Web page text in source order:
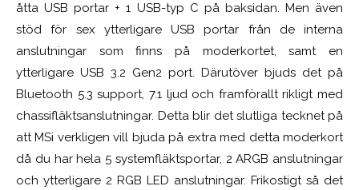
åtta USB portar + 1 USB-typ C på baksidan. Men även
stöd för sex ytterligare USB portar från de interna
anslutningar som finns på moderkortet, samt en
ytterligare USB 3.2 Gen2 port. Därutöver bjuds det på
Bluetooth 5.3 support, 7.1 ljud och framförallt rikligt med
chassifläktsanslutningar. Detta blir det slutliga tecknet på
att MSi verkligen vill bjuda på extra med detta moderkort
då du har hela 5 systemfläktsportar, 2 ARGB anslutningar
och ytterligare 2 RGB LED anslutningar. Frikostigt så det